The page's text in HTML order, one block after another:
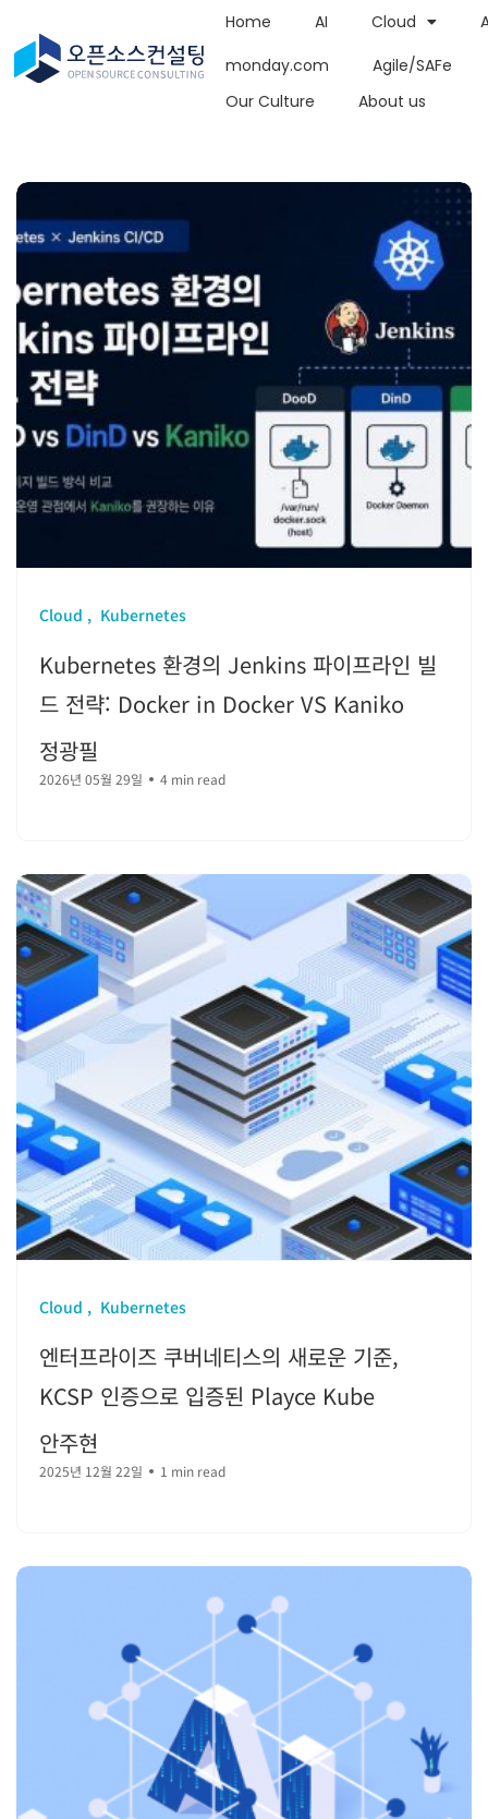
Home AI Cloud
monday.com
Agile/SAFe
Our Culture
About us
Cloud Kubernetes
Kubernetes 환경의 Jenkins 파이프라인 빌
드 전략: Docker in Docker VS Kaniko
정광필
2026년 05월 29일 4 min read
Cloud Kubernetes
엔터프라이즈 쿠버네티스의 새로운 기준,
KCSP 인증으로 입증된 Playce Kube
안주현
2025년 12월 22일 1 min read